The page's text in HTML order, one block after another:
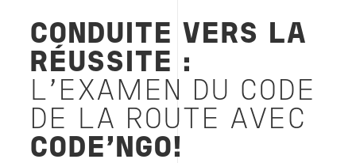
CONDUITE VERS LA
RÉUSSITE :
L'EXAMEN DU CODE
DE LA ROUTE AVEC
CODE’NGO!